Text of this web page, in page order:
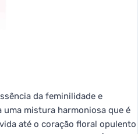
da feminilidade e
mistura harmoniosa que é
até o coração floral opulento